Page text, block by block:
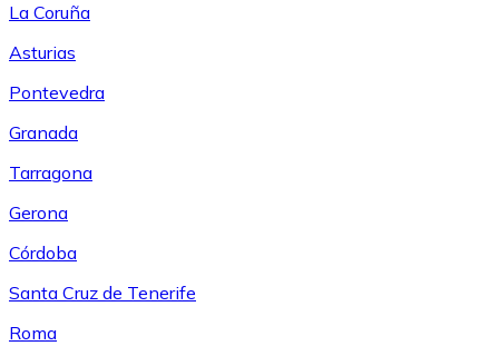
La Coruña
Asturias
Pontevedra
Granada
Tarragona
Gerona
Córdoba
Santa Cruz de Tenerife
Roma